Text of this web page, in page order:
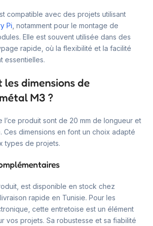
compatible avec des projets utilisant
Pi , notamment pour le montage de
Elle est souvent utilisée dans des
rapide, où la flexibilité et la facilité
essentielles.
les dimensions de
M3 ?
l’ce produit sont de 20 mm de longueur et
Ces dimensions en font un choix adapté
types de projets.
est disponible en stock chez
rapide en Tunisie. Pour les
cette entretoise est un élément
vos projets. Sa robustesse et sa fiabilité